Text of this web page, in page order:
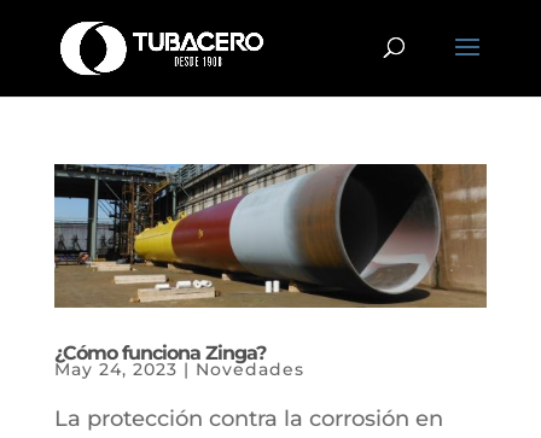
¿Cómo funciona Zinga?
May 24, 2023 | Novedades
La protección contra la corrosión en